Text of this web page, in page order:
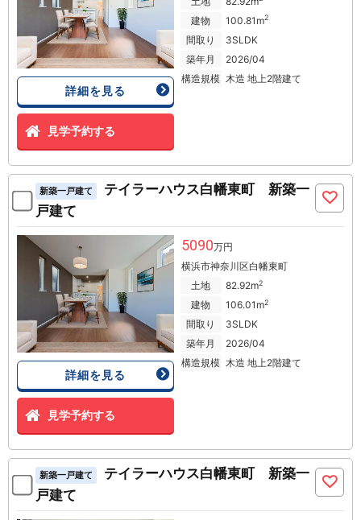
詳細を見る
見学予約する
建物 100.81m2
間取り
3SLDK
築年月
2026/04
構造規模 木造 地上2階建て
新築一戸建て
テイラーハウス白幡東町 新築一
戸建て
詳細を見る
見学予約する
5090万円
横浜市神奈川区白幡東町
土地
82.92m2
建物 106.01m2
間取り
3SLDK
築年月
2026/04
構造規模 木造 地上2階建て
新築一戸建て
テイラーハウス白幡東町 新築一
戸建て